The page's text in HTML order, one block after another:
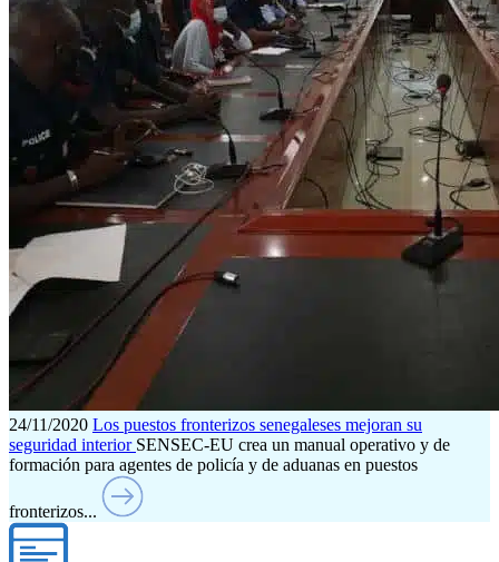
24/11/2020 Los puestos fronterizos senegaleses mejoran su
seguridad interior SENSEC-EU crea un manual operativo y de
formación para agentes de policía y de aduanas en puestos
fronterizos...